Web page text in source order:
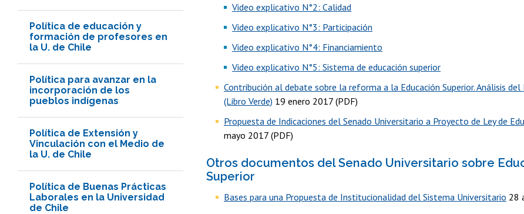
Política de educación y
formación de profesores en
la U. de Chile
Política para avanzar en la
incorporación de los
pueblos indígenas
Política de Extensión y
Vinculación con el Medio de
la U. de Chile
Política de Buenas Prácticas
Laborales en la Universidad
de Chile
Video explicativo N°2: Calidad
Video explicativo N°3: Participación
Video explicativo N°4: Financiamiento
Video explicativo N°5: Sistema de educación superior
Contribución al debate sobre la reforma a la Educación Superior. Análisis
(Libro Verde) 19 enero 2017 (PDF)
Propuesta de Indicaciones del Senado Universitario a Proyecto de Ley de
mayo 2017 (PDF)
Otros documentos del Senado Universitario sobre
Superior
Bases para una Propuesta de Institucionalidad del Sistema Universitario 28